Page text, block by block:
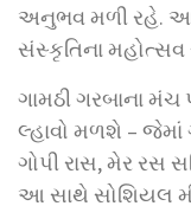
અનુભવ મળી રહે. આ
સંસ્કૃતિના
ગામઠી ગરબાના મંચ
લ્હાવો મળશે – જેમાં
ગોપી રાસ, મેર રસ
આ સાથે સોશિયલ